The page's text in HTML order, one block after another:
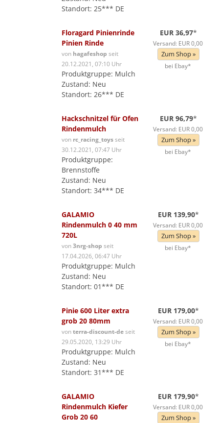
Standort: 25*** DE
Floragard Pinienrinde
Pinien Rinde
von hagafeshop seit
20.12.2021, 07:10 Uhr
Produktgruppe: Mulch
Zustand: Neu
Standort: 26*** DE
EUR 36,97*
Versand: EUR 0,00
Zum Shop »
bei Ebay*
Hackschnitzel für Ofen
Rindenmulch
von rc_racing_toysseit
30.12.2021, 07:47 Uhr
Produktgruppe:
Brennstoffe
Zustand: Neu
Standort: 34*** DE
EUR 96,79*
Versand: EUR 0,00
Zum Shop »
bei Ebay*
GALAMIO
Rindenmulch 0 40 mm
720L
von3nrg-shop seit
17.04.2026, 06:47 Uhr
Produktgruppe: Mulch
Zustand: Neu
Standort: 01*** DE
EUR 139,90*
Versand: EUR 0,00
Zum Shop »
bei Ebay*
Pinie 600 Liter extra
grob 20 80mm
vonterra-discount-deseit
29.05.2020, 13:29 Uhr
Produktgruppe: Mulch
Zustand: Neu
Standort: 31*** DE
EUR 179,00*
Versand: EUR 0,00
Zum Shop »
bei Ebay*
GALAMIO
Rindenmulch Kiefer
Grob 20 60
EUR 179,90*
Versand: EUR 0,00
Zum Shop »